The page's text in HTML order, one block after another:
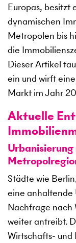
Europas, besitzt
dynamischen
Metropolen bis
die
Dieser Artikel
ein und wirft
Markt im Jahr
Aktuelle
Städte wie
eine anhaltende
Nachfrage nach
weiter antreibt.
Wirtschafts- und